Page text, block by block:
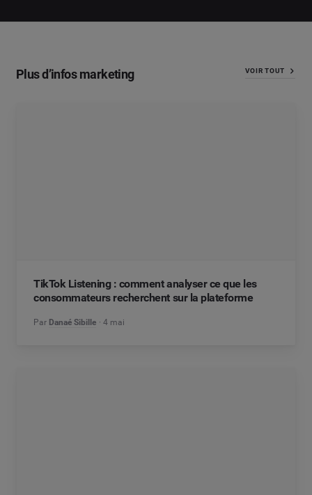
Plus d’infos marketing VOIR TOUT
TikTok Listening : comment analyser ce que les
consommateurs recherchent sur la plateforme
Par Danaé Sibille 4 mai